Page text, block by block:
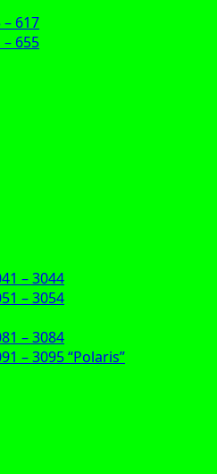
– 617
– 655
– 3044
– 3054
– 3084
– 3095 “Polaris”